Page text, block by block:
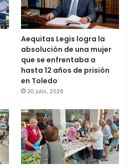
Aequitas Legis logra la
absolución de una mujer
que se enfrentaba a
hasta 12 años de prisión
en Toledo
30 julio, 2026